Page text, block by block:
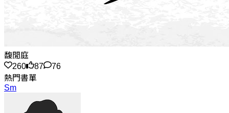
馥閒庭
260
87
76
熱門書單
Sm